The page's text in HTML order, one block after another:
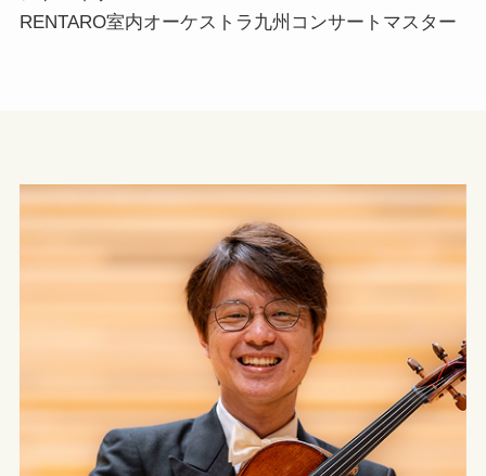
RENTARO室内オーケストラ九州コンサートマスター